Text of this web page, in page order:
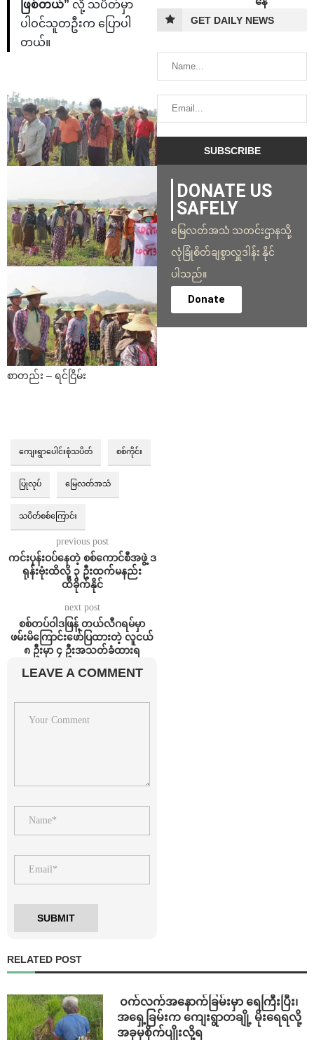
ဖြစ်တယ်” လို့ သပိတ်မှာ
ပါဝင်သူတဦးက ပြောပါ
တယ်။
စာတည်း – ရင်ငြိမ်း
ကျေးရွာပေါင်းစုံသပိတ် စစ်ကိုင်း
ပြုလုပ် မြေလတ်အသံ
သပိတ်စစ်ကြောင်း
previous post
ကင်းပုန်းဝပ်နေတဲ့ စစ်ကောင်စီအဖွဲ့ ဒ
ရုန်းဗုံးထိလို့ ၃ ဦးထက်မနည်း
ထိခိုက်နိုင်
next post
စစ်တပ်ဝါဒဖြန့် တယ်လီဂရမ်မှာ
ဖမ်းမိကြောင်းဖော်ပြထားတဲ့ လူငယ်
၈ ဦးမှာ ၄ ဦးအသတ်ခံထားရ
LEAVE A COMMENT
GET DAILY NEWS
DONATE US
SAFELY
မြေလတ်အသံ သတင်းဌာနသို့
လုံခြုံစိတ်ချစွာလှူဒါန်း နိုင်
ပါသည်။
Donate
RELATED POST
⁩ ⁨ဝက်လက်အနောက်ခြမ်းမှာ ရေကြီးပြီး၊
အရှေ့ခြမ်းက ကျေးရွာတချို့ မိုးရေရလို့
အခုမှစိုက်ပျိုးလို့ရ